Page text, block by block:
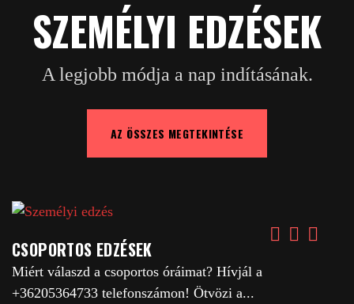
SZEMÉLYI EDZÉSEK
A legjobb módja a nap indításának.
AZ ÖSSZES MEGTEKINTÉSE
CSOPORTOS EDZÉSEK
Miért válaszd a csoportos óráimat? Hívjál a
+36205364733 telefonszámon! Ötvözi a...